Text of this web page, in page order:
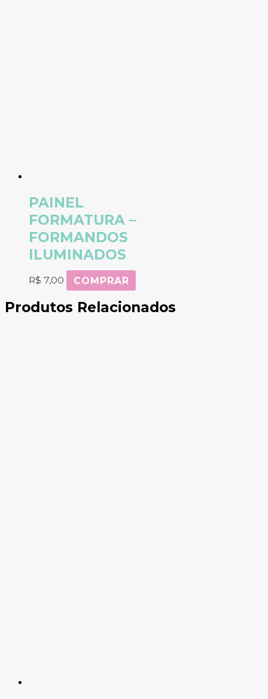
PAINEL
FORMATURA –
FORMANDOS
ILUMINADOS
R$ 7,00 COMPRAR
Produtos Relacionados